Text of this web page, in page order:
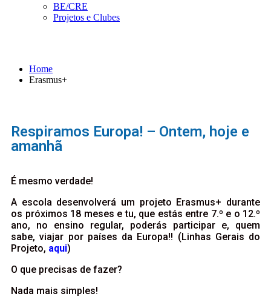
BE/CRE
Projetos e Clubes
Home
Erasmus+
Respiramos Europa! – Ontem, hoje e
amanhã
É mesmo verdade!
A escola desenvolverá um projeto Erasmus+ durante
os próximos 18 meses e tu, que estás entre 7.º e o 12.º
ano, no ensino regular, poderás participar e, quem
sabe, viajar por países da Europa!! (Linhas Gerais do
Projeto, aqui)
O que precisas de fazer?
Nada mais simples!